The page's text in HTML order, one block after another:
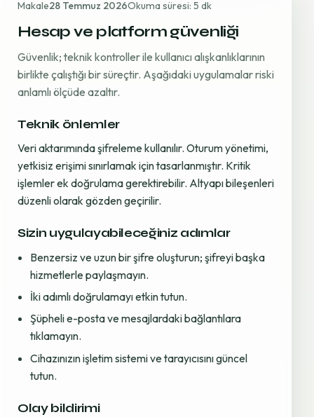
Makale28 Temmuz 2026Okuma süresi: 5 dk
Hesap ve platform güvenliği
Güvenlik; teknik kontroller ile kullanıcı alışkanlıklarının
birlikte çalıştığı bir süreçtir. Aşağıdaki uygulamalar riski
anlamlı ölçüde azaltır.
Teknik önlemler
Veri aktarımında şifreleme kullanılır. Oturum yönetimi,
yetkisiz erişimi sınırlamak için tasarlanmıştır. Kritik
işlemler ek doğrulama gerektirebilir. Altyapı bileşenleri
düzenli olarak gözden geçirilir.
Sizin uygulayabileceğiniz adımlar
Benzersiz ve uzun bir şifre oluşturun; şifreyi başka
hizmetlerle paylaşmayın.
İki adımlı doğrulamayı etkin tutun.
Şüpheli e-posta ve mesajlardaki bağlantılara
tıklamayın.
Cihazınızın işletim sistemi ve tarayıcısını güncel
tutun.
Olay bildirimi